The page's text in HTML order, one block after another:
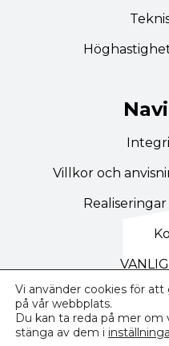
Villkor och
Vi använder cookies för
på vår webbplats.
Du kan ta reda på mer om
stänga av dem i